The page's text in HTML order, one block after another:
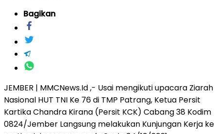
Bagikan
JEMBER | MMCNews.Id ,- Usai mengikuti upacara Ziarah
Nasional HUT TNI Ke 76 di TMP Patrang, Ketua Persit
Kartika Chandra Kirana (Persit KCK) Cabang 38 Kodim
0824/Jember Langsung melakukan Kunjungan Kerja ke